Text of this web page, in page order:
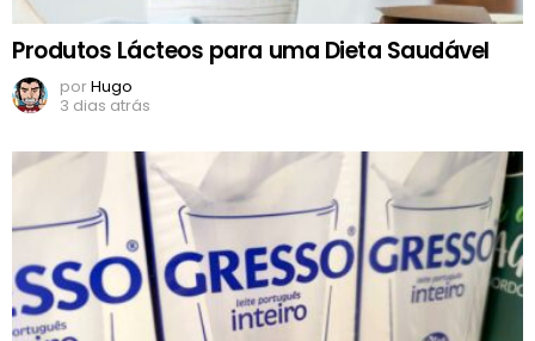
Produtos Lácteos para uma Dieta Saudável
porHugo
3 dias atrás